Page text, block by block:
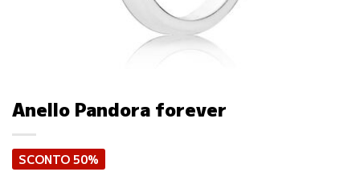
Anello Pandora forever
SCONTO 50%